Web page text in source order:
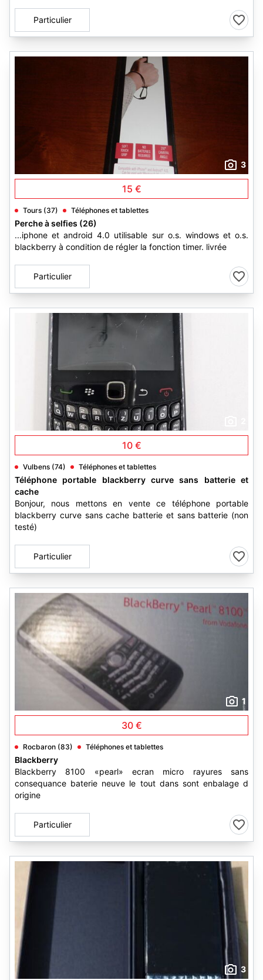
Particulier
3
15 €
Tours (37) Téléphones et tablettes
Perche à selfies (26)
...iphone et android 4.0 utilisable sur o.s. windows et o.s.
blackberry à condition de régler la fonction timer. livrée
Particulier
10 €
Vulbens (74) Téléphones et tablettes
Téléphone portable blackberry curve sans batterie et
cache
Bonjour, nous mettons en vente ce téléphone portable
blackberry curve sans cache batterie et sans batterie (non
testé)
Particulier
1
30 €
Rocbaron (83) Téléphones et tablettes
Blackberry
Blackberry 8100 «pearl» ecran micro rayures sans
consequance baterie neuve le tout dans sont enbalage d
origine
Particulier
3